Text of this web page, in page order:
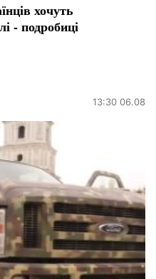
хочуть
- подробиці
13:30 06.08